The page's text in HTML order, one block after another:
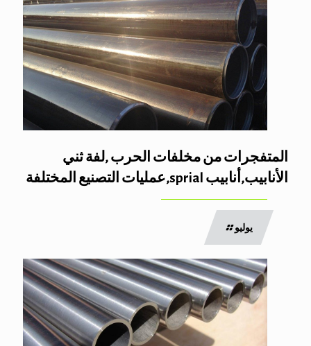
المتفجرات من مخلفات الحرب ,لفة ثني
الأنابيب,أنابيب sprial,عمليات التصنيع المختلفة
يوليو